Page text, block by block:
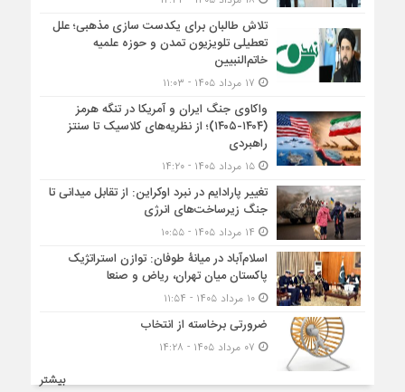
تلاش طالبان برای یکدست سازی مذهبی؛ علل
تعطیلی تلویزیون تمدن و حوزه علمیه
خاتم‌النبیین
واکاوی جنگ ایران و آمریکا در تنگه هرمز
(۱۴۰۴-۱۴۰۵)؛ از نظریه‌های کلاسیک تا سنتز
راهبردی
۱۵ مرداد ۱۴۰۵ - ۱۴:۲۰
تغییر پارادایم در نبرد اوکراین: از تقابل میدانی تا
جنگ زیرساخت‌های انرژی
اسلام‌آباد در میانۀ طوفان: توازن استراتژیک
پاکستان میان تهران، ریاض و صنعا
۱۰ مرداد ۱۴۰۵ - ۱۱:۵۴
ضرورتی برخاسته از انتخاب
بیشتر